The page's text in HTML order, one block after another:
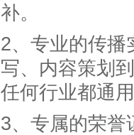
补。
2、专业的传播
写、内容策划
任何行业都通
3、专属的荣誉